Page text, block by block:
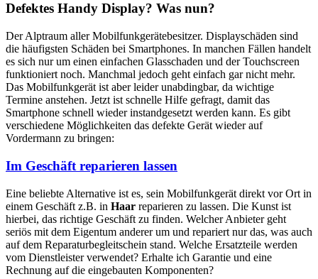
Defektes Handy Display? Was nun?
Der Alptraum aller Mobilfunkgerätebesitzer. Displayschäden sind
die häufigsten Schäden bei Smartphones. In manchen Fällen handelt
es sich nur um einen einfachen Glasschaden und der Touchscreen
funktioniert noch. Manchmal jedoch geht einfach gar nicht mehr.
Das Mobilfunkgerät ist aber leider unabdingbar, da wichtige
Termine anstehen. Jetzt ist schnelle Hilfe gefragt, damit das
Smartphone schnell wieder instandgesetzt werden kann. Es gibt
verschiedene Möglichkeiten das defekte Gerät wieder auf
Vordermann zu bringen:
Im Geschäft reparieren lassen
Eine beliebte Alternative ist es, sein Mobilfunkgerät direkt vor Ort in
einem Geschäft z.B. in Haar reparieren zu lassen. Die Kunst ist
hierbei, das richtige Geschäft zu finden. Welcher Anbieter geht
seriös mit dem Eigentum anderer um und repariert nur das, was auch
auf dem Reparaturbegleitschein stand. Welche Ersatzteile werden
vom Dienstleister verwendet? Erhalte ich Garantie und eine
Rechnung auf die eingebauten Komponenten?